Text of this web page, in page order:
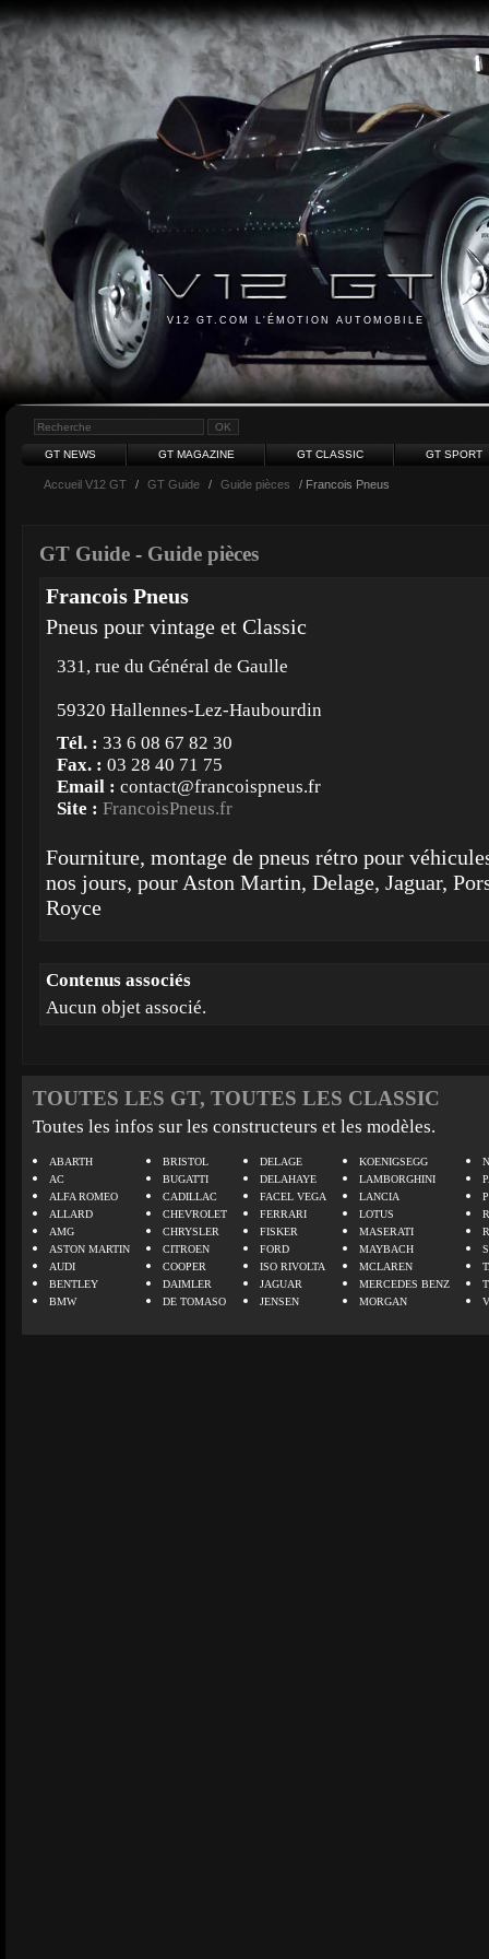
V12 GT.COM L'ÉMOTION AUTOMOBILE
GT NEWS GT MAGAZINE GT CLASSIC GT SPORT
Accueil V12 GT / GT Guide / Guide pièces / Francois Pneus
GT Guide - Guide pièces
Francois Pneus
Pneus pour vintage et Classic
331, rue du Général de Gaulle
59320 Hallennes-Lez-Haubourdin
Tél. : 33 6 08 67 82 30
Fax. : 03 28 40 71 75
Email : contact@francoispneus.fr
Site : FrancoisPneus.fr
Fourniture, montage de pneus rétro pour
nos jours, pour Aston Martin, Delage, Jaguar,
Royce
Contenus associés
Aucun objet associé.
TOUTES LES GT, TOUTES LES CLASSIC
Toutes les infos sur les constructeurs et les modèles.
ABARTH
AC
ALFA ROMEO
ALLARD
AMG
ASTON MARTIN
AUDI
BENTLEY
BMW
BRISTOL
BUGATTI
CADILLAC
CHEVROLET
CHRYSLER
CITROEN
COOPER
DAIMLER
DE TOMASO
DELAGE
DELAHAYE
FACEL VEGA
FERRARI
FISKER
FORD
ISO RIVOLTA
JAGUAR
JENSEN
KOENIGSEGG
LAMBORGHINI
LANCIA
LOTUS
MASERATI
MAYBACH
MCLAREN
MERCEDES BENZ
MORGAN